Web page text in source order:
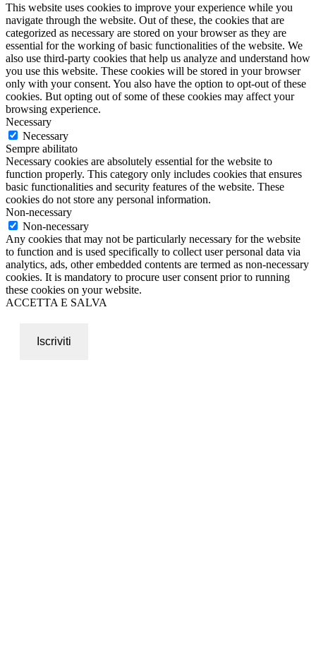
This website uses cookies to improve your experience while you
navigate through the website. Out of these, the cookies that are
categorized as necessary are stored on your browser as they are
essential for the working of basic functionalities of the website. We
also use third-party cookies that help us analyze and understand how
you use this website. These cookies will be stored in your browser
only with your consent. You also have the option to opt-out of these
cookies. But opting out of some of these cookies may affect your
browsing experience.
Necessary
Necessary
Sempre abilitato
Necessary cookies are absolutely essential for the website to
function properly. This category only includes cookies that ensures
basic functionalities and security features of the website. These
cookies do not store any personal information.
Non-necessary
Non-necessary
Any cookies that may not be particularly necessary for the website
to function and is used specifically to collect user personal data via
analytics, ads, other embedded contents are termed as non-necessary
cookies. It is mandatory to procure user consent prior to running
these cookies on your website.
ACCETTA E SALVA
Iscriviti